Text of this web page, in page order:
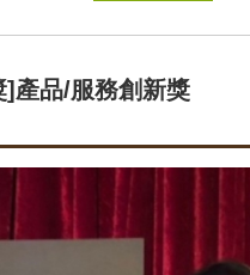
]產品/服務創新獎